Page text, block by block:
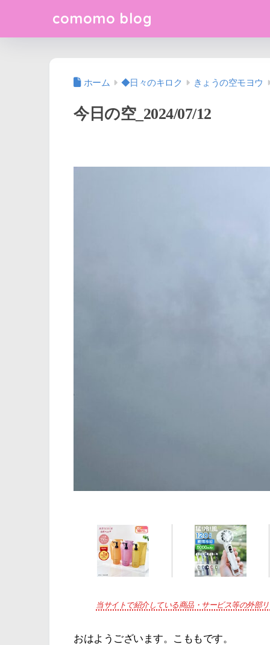
comomo blog
ホーム ◆日々のキロク きょうの空モヨウ
今日の空_2024/07/12
当サイトで紹介している商品・サービス等の外部
おはようございます。こももです。